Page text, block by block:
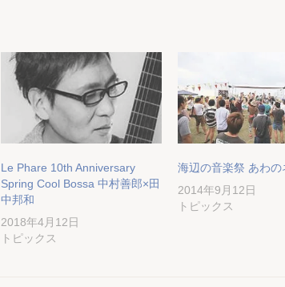
Le Phare 1‌0th Anniversary
Spring Cool Bossa 中村善郎×田
中邦和
2018年4月12日
トピックス
海辺の音楽祭 あわ
2014年9月12日
トピックス